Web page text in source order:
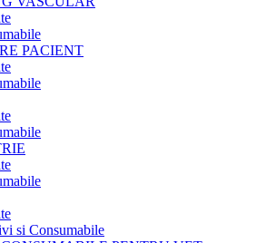
PACIENT
si Consumabile